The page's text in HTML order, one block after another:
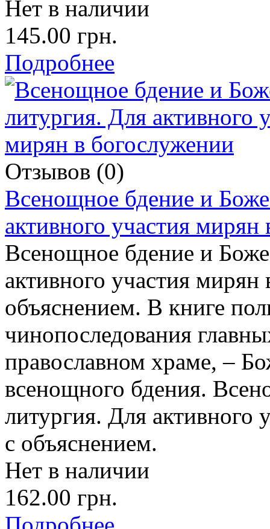
Нет в наличии
145.00 грн.
Подробнее
Отзывов (0)
Всенощное бдение и
активного участия
Всенощное бдение и
активного участия
объяснением. В книге
чинопоследования
православном храме, –
всенощного бдения.
литургия. Для активного
с объяснением.
Нет в наличии
162.00 грн.